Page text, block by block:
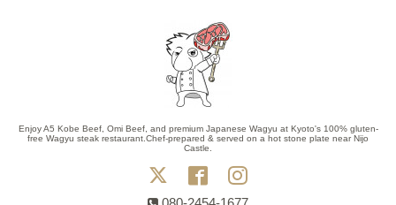
Enjoy A5 Kobe Beef, Omi Beef, and premium Japanese Wagyu at Kyoto's 100% gluten-
free Wagyu steak restaurant.Chef-prepared & served on a hot stone plate near Nijo
Castle.